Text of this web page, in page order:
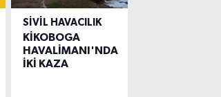
SIVIL HAVACILIK
KİKOBOGA
HAVALİMANI'NDA
İKİ KAZA